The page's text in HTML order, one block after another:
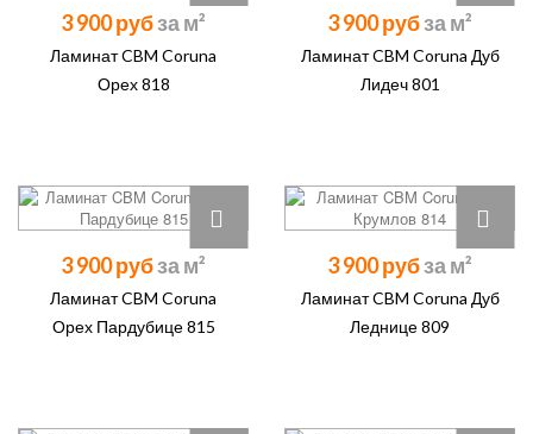
3 900 руб
Ламинат CBM Coruna
Орех 818
3 900 руб
Ламинат CBM Coruna Дуб
Лидеч 801
3 900 руб
Ламинат CBM Coruna
Орех Пардубице 815
3 900 руб
Ламинат CBM Coruna Дуб
Леднице 809